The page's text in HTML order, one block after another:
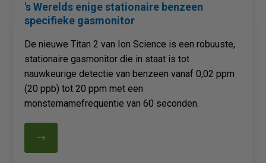
's Werelds enige stationaire benzeen
specifieke gasmonitor
De nieuwe Titan 2 van Ion Science is een robuuste,
stationaire gasmonitor die in staat is tot
nauwkeurige detectie van benzeen vanaf 0,02 ppm
(20 ppb) tot 20 ppm met een
monsternamefrequentie van 60 seconden.